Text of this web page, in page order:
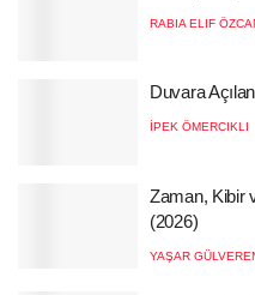
RABIA ELIF
Duvara
İPEK ÖMERCIKLI
Zaman, Kibir
(2026)
YAŞAR